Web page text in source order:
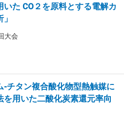
いた CO２を原料とする電解カ
大会
-チタン複合酸化物型熱触媒に
を用いた二酸化炭素還元率向